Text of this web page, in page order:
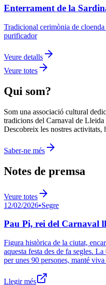
Enterrament de la
Tradicional cerimònia de
purificador
Veure detalls
Veure totes
Qui som?
Som una associació cultural
tradicions del Carnaval de
Descobreix les nostres activitats,
Saber-ne més
Notes de premsa
Veure totes
12/02/2026•Segre
Pau Pi, rei del Carnaval
Figura històrica de la ciutat,
aquesta festa des de fa segles.
per unes 90 persones, manté viva
Llegir més